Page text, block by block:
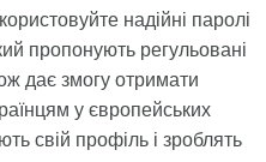
надійні паролі
пропонують регульовані
дає змогу отримати
у європейських
свій профіль і зроблять